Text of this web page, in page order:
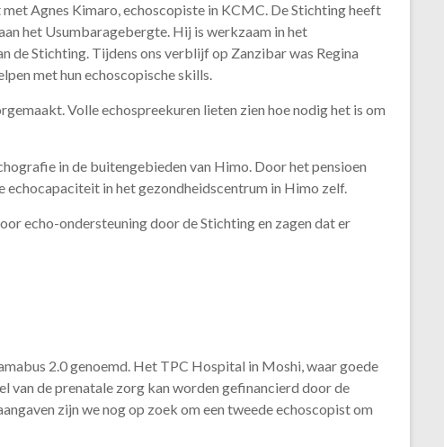
Agnes Kimaro, echoscopiste in KCMC. De Stichting heeft
het Usumbaragebergte. Hij is werkzaam in het
de Stichting. Tijdens ons verblijf op Zanzibar was Regina
met hun echoscopische skills.
Volle echospreekuren lieten zien hoe nodig het is om
in de buitengebieden van Himo. Door het pensioen
echocapaciteit in het gezondheidscentrum in Himo zelf.
echo-ondersteuning door de Stichting en zagen dat er
2.0 genoemd. Het TPC Hospital in Moshi, waar goede
van de prenatale zorg kan worden gefinancierd door de
zijn we nog op zoek om een tweede echoscopist om